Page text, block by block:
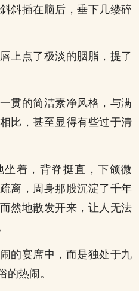
斜插在脑后，垂下几缕碎
上点了极淡的胭脂，提了
贯的简洁素净风格，与满
比，甚至显得有些过于清
着，背脊挺直，下颌微
离，周身那股沉淀了千年
然地散发开来，让人无法
的宴席中，而是独处于九
的热闹。